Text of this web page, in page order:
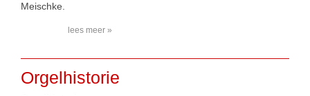
Meischke.
lees meer »
Orgelhistorie